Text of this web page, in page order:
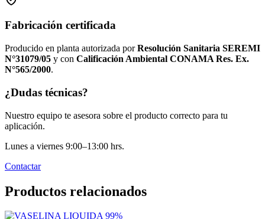
Fabricación certificada
Producido en planta autorizada porResolución Sanitaria SEREMI
N°31079/05 y con Calificación Ambiental CONAMA Res. Ex.
N°565/2000.
¿Dudas técnicas?
Nuestro equipo te asesora sobre el producto correcto para tu
aplicación.
Lunes a viernes 9:00–13:00 hrs.
Contactar
Productos relacionados